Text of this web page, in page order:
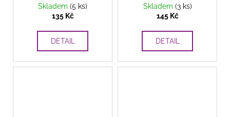
Skladem (5 ks)
135 Kč
DETAIL
hvězdys LED
osvětlením, motiv srdce
Skladem (3 ks)
145 Kč
DETAIL